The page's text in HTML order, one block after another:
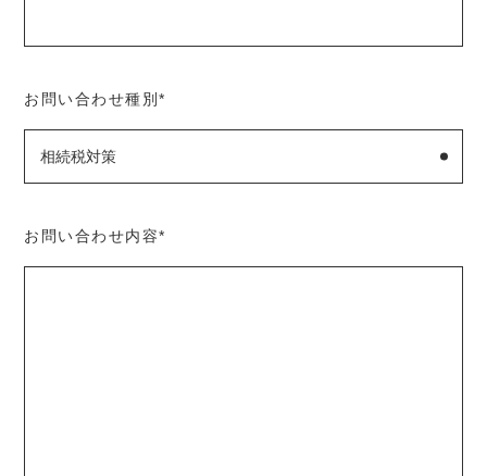
お問い合わせ種別*
お問い合わせ内容*